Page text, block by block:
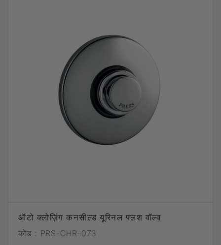
ऑटो क्लोज़िंग कनसील्ड यूरिनल फ्लश वॉल्व
कोड : PRS-CHR-073